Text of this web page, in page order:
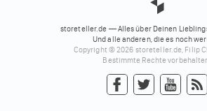
storeteller.de — Alles über Deinen
Und alle anderen, die es noch
Copyright © 2026 storeteller.de, Filip
Bestimmte Rechte